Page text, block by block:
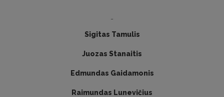
-
Sigitas Tamulis
Juozas Stanaitis
Edmundas Gaidamonis
Raimundas Lunevičius